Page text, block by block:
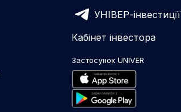
УНІВЕР-інвестиції
Кабінет інвестора
Застосунок UNIVER